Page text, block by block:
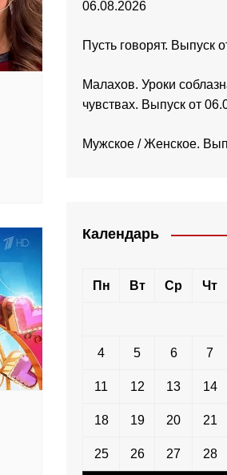
06.08.2026
Пусть говорят. Выпуск
Малахов. Уроки
чувствах. Выпуск от
Мужское / Женское.
Календарь
Пн Вт Ср Чт
4 5 6 7
11 12 13 14
18 19 20 21
25 26 27 28